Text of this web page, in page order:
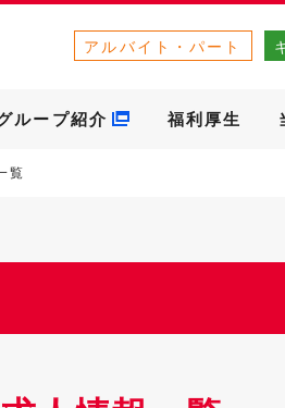
アルバイト・パート
ループ紹介 福利厚生
覧